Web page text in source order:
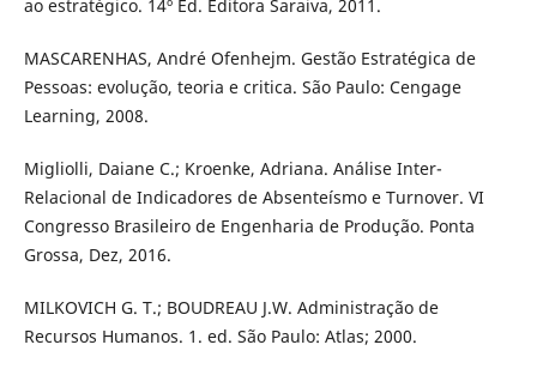
ao estratégico. 14º Ed. Editora Saraiva, 2011.
MASCARENHAS, André Ofenhejm. Gestão Estratégica de
Pessoas: evolução, teoria e critica. São Paulo: Cengage
Learning, 2008.
Migliolli, Daiane C.; Kroenke, Adriana. Análise Inter-
Relacional de Indicadores de Absenteísmo e Turnover. VI
Congresso Brasileiro de Engenharia de Produção. Ponta
Grossa, Dez, 2016.
MILKOVICH G. T.; BOUDREAU J.W. Administração de
Recursos Humanos. 1. ed. São Paulo: Atlas; 2000.